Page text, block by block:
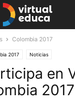
Colombia 2017
2017 Noticias
en
2017